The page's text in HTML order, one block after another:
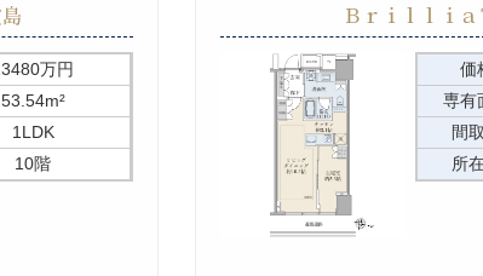
万円
53.54m²
1LDK
10階
Ｂｒｉｌｌｉ
価
専有
間
所